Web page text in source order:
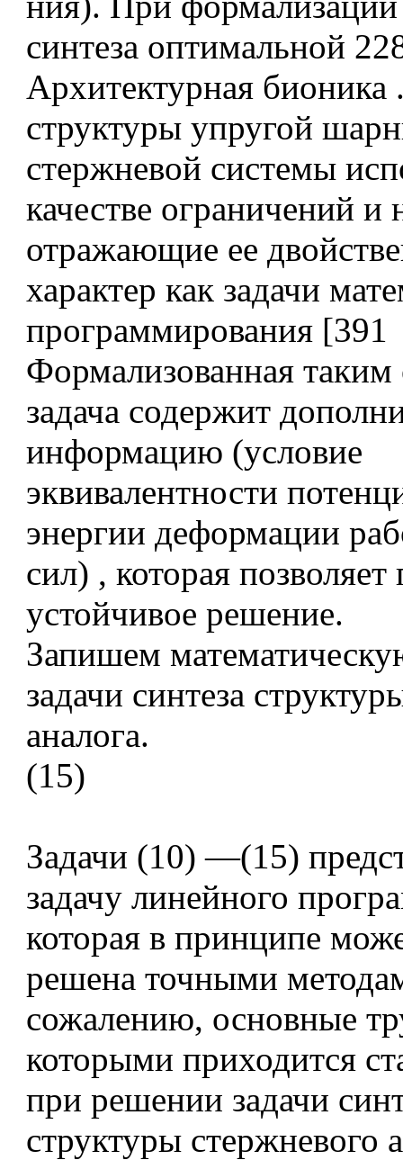
синтеза оптимальной
Архитектурная бионика
структуры упругой
стержневой системы
качестве ограничений и
отражающие ее
характер как задачи
программирования [391
Формализованная таким
задача содержит
информацию (условие
эквивалентности
энергии деформации
сил) , которая позволяет
устойчивое решение.
Запишем
задачи синтеза
аналога.
(15)
Задачи (10) —(15)
задачу линейного
которая в принципе
решена точными
сожалению, основные
которыми приходится
при решении задачи
структуры стержневого